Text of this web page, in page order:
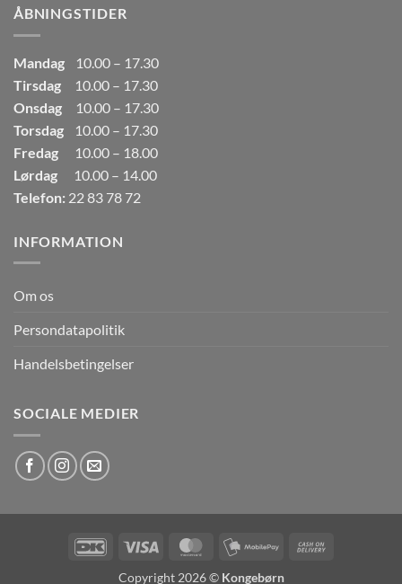
ÅBNINGSTIDER
Mandag
10.00 – 17.30
Tirsdag
10.00 – 17.30
Onsdag
10.00 – 17.30
Torsdag
10.00 – 17.30
Fredag
10.00 – 18.00
Lørdag
10.00 – 14.00
Telefon: 22 83 78 72
INFORMATION
Om os
Persondatapolitik
Handelsbetingelser
SOCIALE MEDIER
DanKortVisa MasterCardMobilePay
Copyright 2026 © Kongebørn